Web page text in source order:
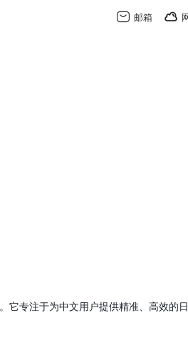
邮箱
。它专注于为中文用户提供精准、高效的